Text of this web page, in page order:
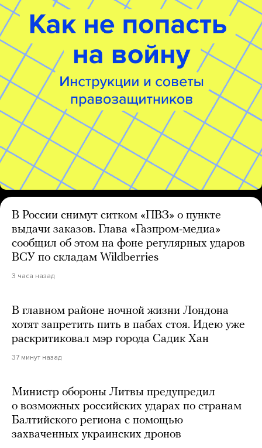
В России снимут ситком «ПВЗ» о пункте
выдачи заказов. Глава «Газпром-медиа»
сообщил об этом на фоне регулярных ударов
ВСУ по складам Wildberries
3 часа назад
В главном районе ночной жизни Лондона
хотят запретить пить в пабах стоя. Идею уже
раскритиковал мэр города Садик Хан
37 минут назад
Министр обороны Литвы предупредил
о возможных российских ударах по странам
Балтийского региона с помощью
захваченных украинских дронов